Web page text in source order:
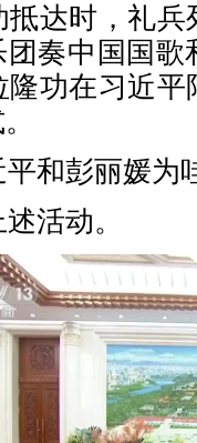
抵达时，礼
奏中国国
隆功在习近
平和彭丽媛为
活动。